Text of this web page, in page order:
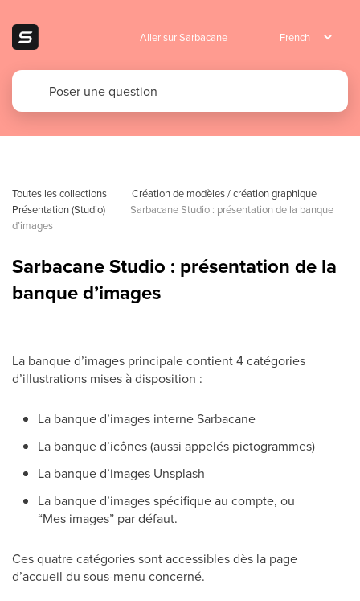
Aller sur Sarbacane
Toutes les collections
Création de modèles / création graphique
Présentation (Studio)
Sarbacane Studio : présentation de la banque
d’images
Sarbacane Studio : présentation de la
banque d’images
La banque d’images principale contient 4 catégories
d’illustrations mises à disposition :
La banque d’images interne Sarbacane
La banque d’icônes (aussi appelés pictogrammes)
La banque d’images Unsplash
La banque d’images spécifique au compte, ou
“Mes images” par défaut.
Ces quatre catégories sont accessibles dès la page
d’accueil du sous-menu concerné.